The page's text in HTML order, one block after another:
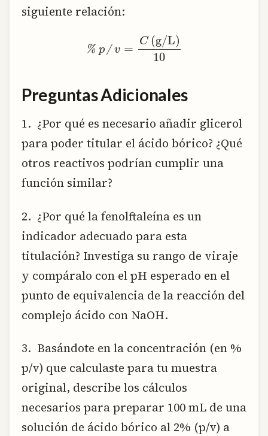
siguiente relación:
% p/v = frac{C,(text{g/L})}{10}
Preguntas Adicionales
1. ¿Por qué es necesario añadir glicerol
para poder titular el ácido bórico? ¿Qué
otros reactivos podrían cumplir una
función similar?
2. ¿Por qué la fenolftaleína es un
indicador adecuado para esta
titulación? Investiga su rango de viraje
y compáralo con el pH esperado en el
punto de equivalencia de la reacción del
complejo ácido con NaOH.
3. Basándote en la concentración (en %
p/v) que calculaste para tu muestra
original, describe los cálculos
necesarios para preparar 100 mL de una
solución de ácido bórico al 2% (p/v) a